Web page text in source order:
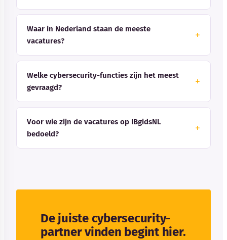
Waar in Nederland staan de meeste
vacatures?
Welke cybersecurity-functies zijn het meest
gevraagd?
Voor wie zijn de vacatures op IBgidsNL
bedoeld?
De juiste cybersecurity-
partner vinden begint hier.